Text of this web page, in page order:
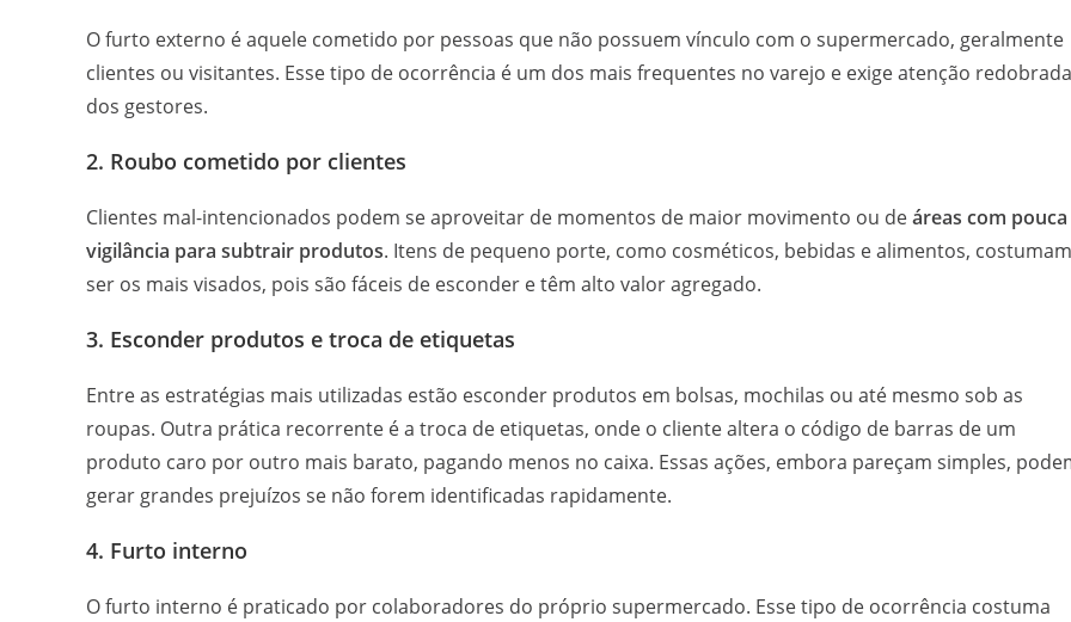
O furto externo é aquele cometido por pessoas que não possuem vínculo com o supermercado, geralmente
clientes ou visitantes. Esse tipo de ocorrência é um dos mais frequentes no varejo e exige atenção redobrada
dos gestores.
2. Roubo cometido por clientes
Clientes mal-intencionados podem se aproveitar de momentos de maior movimento ou deáreas com pouca
vigilância para subtrair produtos. Itens de pequeno porte, como cosméticos, bebidas e alimentos, costumam
ser os mais visados, pois são fáceis de esconder e têm alto valor agregado.
3. Esconder produtos e troca de etiquetas
Entre as estratégias mais utilizadas estão esconder produtos em bolsas, mochilas ou até mesmo sob as
roupas. Outra prática recorrente é a troca de etiquetas, onde o cliente altera o código de barras de um
produto caro por outro mais barato, pagando menos no caixa. Essas ações, embora pareçam simples,
gerar grandes prejuízos se não forem identificadas rapidamente.
4. Furto interno
O furto interno é praticado por colaboradores do próprio supermercado. Esse tipo de ocorrência costuma